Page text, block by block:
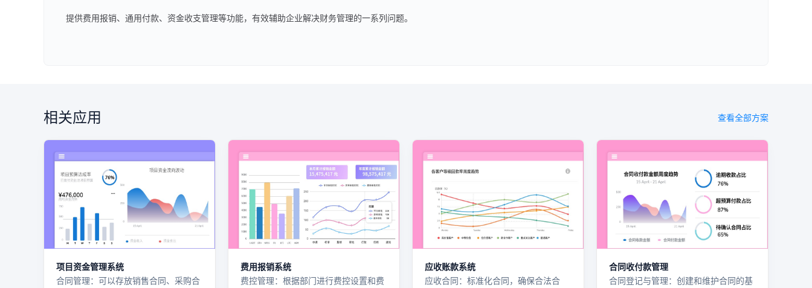
提供费用报销、通用付款、资金收支管理等功能，有效辅助企业解决财务管理的一系列问题。
相关应用 查看全部方案
项目资金管理系统
合同管理：可以存放销售合同、采购合
费用报销系统
费控管理：根据部门进行费控设置和费
应收账款系统
应收合同：标准化合同，确保合法合
合同收付款管理
合同登记与管理：创建和维护合同的基